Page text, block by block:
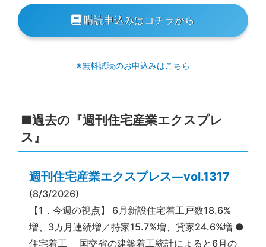
購読申込みはコチラから
※無料試読のお申込みはこちら
■過去の『週刊住宅産業エクスプレ
ス』
週刊住宅産業エクスプレス―vol.1317
(8/3/2026)
【1．今週の視点】 6月新設住宅着工戸数18.6%
増、3カ月連続増／持家15.7%増、貸家24.6%増 ●
住宅着工 国交省の建築着工統計によると6月の